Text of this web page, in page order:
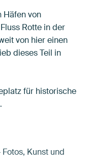
Häfen von
Rotte in der
von hier einen
dieses Teil in
für historische
Kunst und